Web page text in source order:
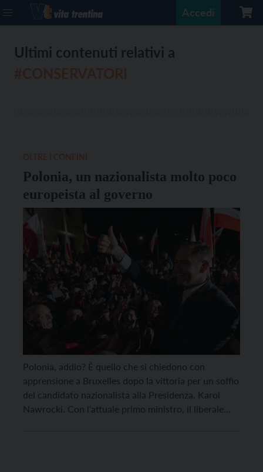
Accedi
Ultimi contenuti relativi a
Polonia, un nazionalista molto poco
europeista al governo
Polonia, addio? È quello che si chiedono con
apprensione a Bruxelles dopo la vittoria per un soffio
del candidato nazionalista alla Presidenza, Karol
Nawrocki. Con l’attuale primo ministro, il liberale